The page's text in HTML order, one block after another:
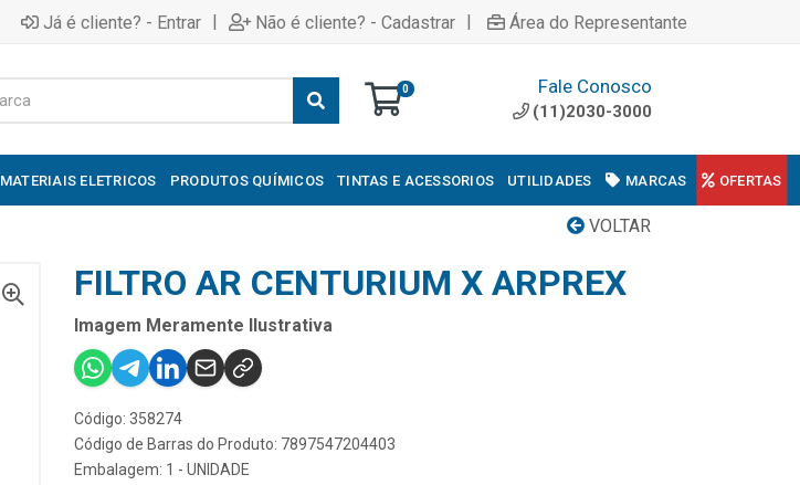
Já é cliente? - Entrar | Não é cliente? - Cadastrar | Área do Representante
0 Fale Conosco
(11)2030-3000
MATERIAIS ELETRICOS PRODUTOS QUÍMICOS TINTAS E ACESSORIOS UTILIDADES MARCAS OFERTAS
VOLTAR
FILTRO AR CENTURIUM X ARPREX
Imagem Meramente Ilustrativa
Código: 358274
Código de Barras do Produto: 7897547204403
Embalagem: 1 - UNIDADE